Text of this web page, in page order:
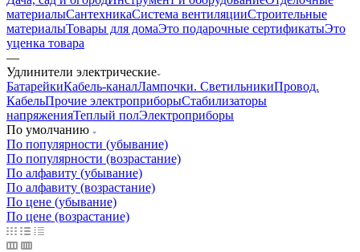
материалыСантехникаСистема вентиляцииСтроительные
материалыТовары для домаЭто подарочные сертификатыЭто
уценка товара
—
Удлинители электрические
БатарейкиКабель-каналЛампочки. СветильникиПровод.
КабельПрочие электроприборыСтабилизаторы
напряженияТеплый полЭлектроприборы
По умолчанию
По популярности (убывание)
По популярности (возрастание)
По алфавиту (убывание)
По алфавиту (возрастание)
По цене (убывание)
По цене (возрастание)